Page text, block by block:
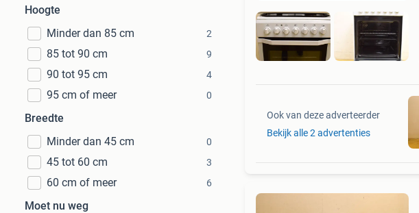
Hoogte
Minder dan 85 cm
2
85 tot 90 cm 9
90 tot 95 cm 4
95 cm of meer 0
Breedte
Minder dan 45 cm
0
45 tot 60 cm 3
60 cm of meer 6
Moet nu weg
Ook van deze adverteerder
Bekijk alle 2 advertenties